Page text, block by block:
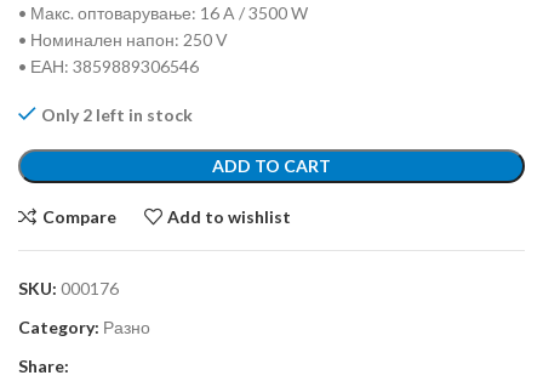
• Макс. оптоварување: 16 A / 3500 W
• Номинален напон: 250 V
• ЕАН: 3859889306546
Only 2 left in stock
ADD TO CART
Compare Add to wishlist
SKU: 000176
Category: Разно
Share: